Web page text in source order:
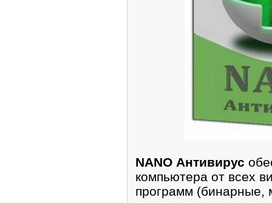
NANO Антивирус
компьютера от всех
программ (бинарные,